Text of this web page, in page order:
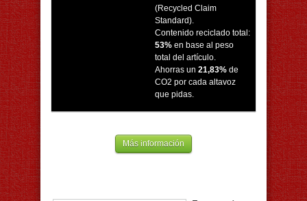
(Recycled Claim
Standard).
Contenido reciclado total:
53% en base al peso
total del artículo.
Ahorras un 21,83% de
CO2 por cada altavoz
que pidas.
Más información